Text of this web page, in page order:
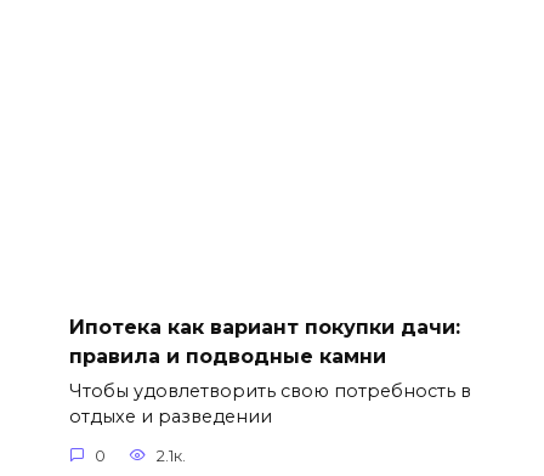
Ипотека как вариант покупки дачи:
правила и подводные камни
Чтобы удовлетворить свою потребность в
отдыхе и разведении
0 2.1к.